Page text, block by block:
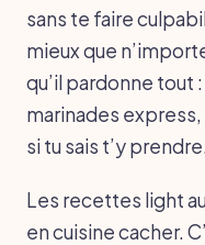
sans te faire
mieux que
qu’il pardonne tout
marinades
si tu sais t’y prendre.
Les recettes light
en cuisine cacher.